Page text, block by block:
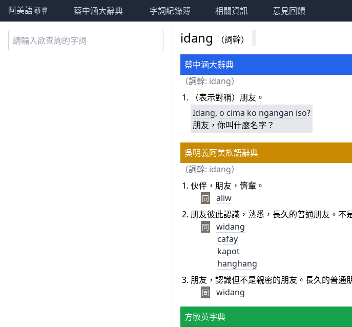
阿美語萌典 蔡中涵大辭典 字詞紀錄簿 相關資訊 意見回饋
idang （詞幹）
蔡中涵大辭典
（詞幹: idang）
（表示對稱）朋友。
Idang, o cima ko ngangan iso?
朋友，你叫什麼名字？
吳明義阿美族語辭典
（詞幹: idang）
伙伴，朋友，儕輩。
同
aliw
朋友彼此認識，熟悉，長久的普通朋友。不
同
widang
cafay
kapot
hanghang
朋友，認識但不是親密的朋友。長久的普通
同 widang
方敏英字典